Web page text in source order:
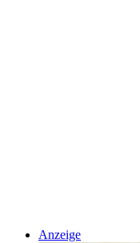
Anzeige